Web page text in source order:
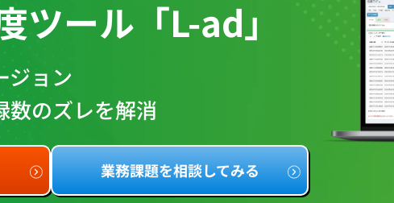
ツール「L-ad」
ジョン
数のズレを解消
業務課題を相談してみる